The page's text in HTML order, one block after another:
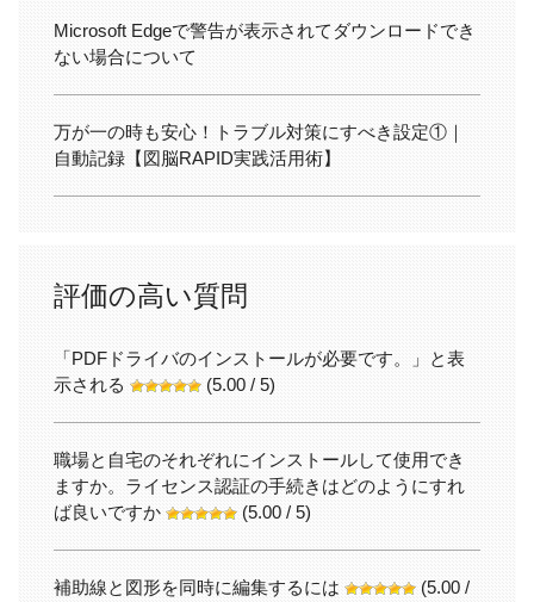
Microsoft Edgeで警告が表示されてダウンロードでき
ない場合について
万が一の時も安心！トラブル対策にすべき設定①｜
自動記録【図脳RAPID実践活用術】
評価の高い質問
「PDFドライバのインストールが必要です。」と表
示される
(5.00 / 5)
職場と自宅のそれぞれにインストールして使用でき
ますか。ライセンス認証の手続きはどのようにすれ
ば良いですか
(5.00 / 5)
補助線と図形を同時に編集するには
(5.00 /